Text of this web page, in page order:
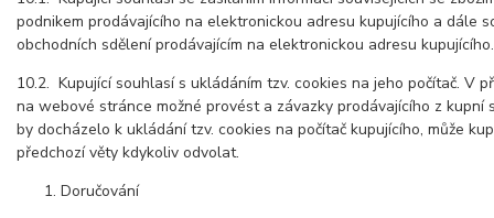
podnikem prodávajícího na elektronickou adresu kupujícího a dále
obchodních sdělení prodávajícím na elektronickou adresu kupujícího.
10.2. Kupující souhlasí s ukládáním tzv. cookies na jeho počítač. V
na webové stránce možné provést a závazky prodávajícího z kupní
by docházelo k ukládání tzv. cookies na počítač kupujícího, může
předchozí věty kdykoliv odvolat.
Doručování